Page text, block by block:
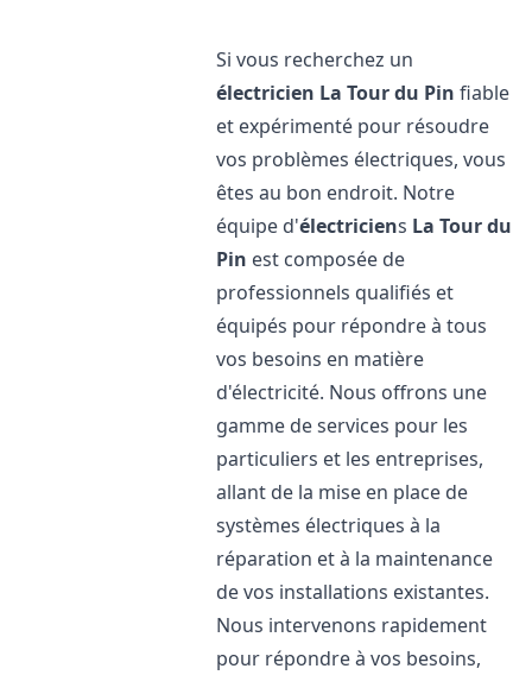
Si vous recherchez un
électricien La Tour du Pin fiable
et expérimenté pour résoudre
vos problèmes électriques, vous
êtes au bon endroit. Notre
équipe d'électriciens La Tour du
Pin est composée de
professionnels qualifiés et
équipés pour répondre à tous
vos besoins en matière
d'électricité. Nous offrons une
gamme de services pour les
particuliers et les entreprises,
allant de la mise en place de
systèmes électriques à la
réparation et à la maintenance
de vos installations existantes.
Nous intervenons rapidement
pour répondre à vos besoins,